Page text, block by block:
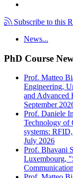
Subscribe to this
News...
PhD Course
Prof. Matteo
Engineering,
and Advanced
September
Prof. Daniele
Technology of
systems:
July 2026
Prof. Bhavani
Luxembourg,